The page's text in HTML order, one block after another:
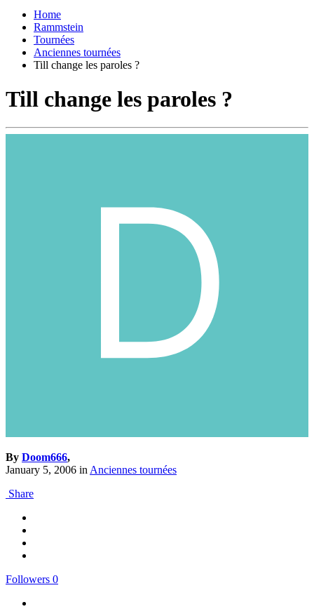
Home
Rammstein
Tournées
Anciennes tournées
Till change les paroles ?
Till change les paroles ?
By Doom666,
January 5, 2006 inAnciennes tournées
Share
Followers 0